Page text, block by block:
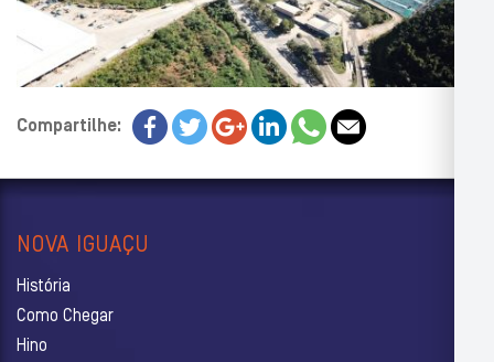
Compartilhe:
NOVA IGUAÇU
História
Como Chegar
Hino